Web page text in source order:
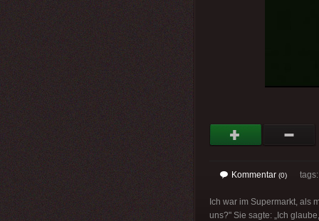
Kommentar (0) tags:
Ich war im Supermarkt, als
uns?" Sie sagte: „Ich